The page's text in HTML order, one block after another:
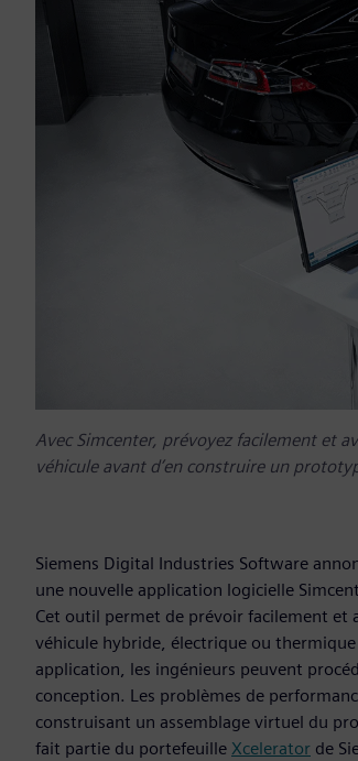
Avec Simcenter, prévoyez facilement et
véhicule avant d’en construire un
Siemens Digital Industries Software
une nouvelle application logicielle
Cet outil permet de prévoir facilement et
véhicule hybride, électrique ou
application, les ingénieurs peuvent
conception. Les problèmes de
construisant un assemblage virtuel du
fait partie du portefeuille Xcelerator de